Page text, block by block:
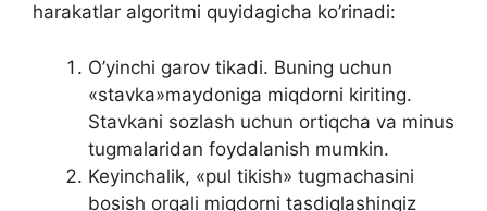
harakatlar algoritmi quyidagicha ko’rinadi:
O’yinchi garov tikadi. Buning uchun
«stavka»maydoniga miqdorni kiriting.
Stavkani sozlash uchun ortiqcha va minus
tugmalaridan foydalanish mumkin.
Keyinchalik, «pul tikish» tugmachasini
bosish orqali miqdorni tasdiqlashingiz